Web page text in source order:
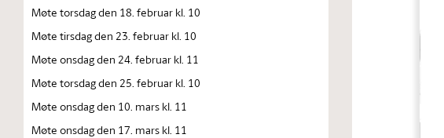
Møte torsdag den 18. februar kl. 10
Møte tirsdag den 23. februar kl. 10
Møte onsdag den 24. februar kl. 11
Møte torsdag den 25. februar kl. 10
Møte onsdag den 10. mars kl. 11
Møte onsdag den 17. mars kl. 11